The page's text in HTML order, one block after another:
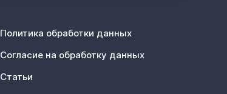
Политика обработки данных
Согласие на обработку данных
Статьи